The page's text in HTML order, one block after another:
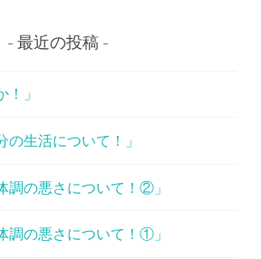
最近の投稿
」
の生活について！」
調の悪さについて！②」
調の悪さについて！①」